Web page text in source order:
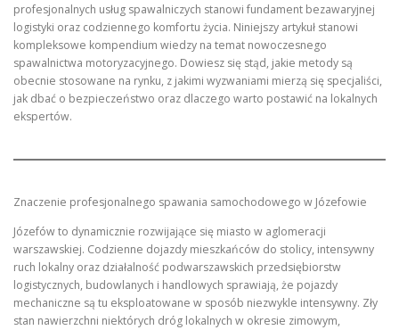
profesjonalnych usług spawalniczych stanowi fundament bezawaryjnej
logistyki oraz codziennego komfortu życia. Niniejszy artykuł stanowi
kompleksowe kompendium wiedzy na temat nowoczesnego
spawalnictwa motoryzacyjnego. Dowiesz się stąd, jakie metody są
obecnie stosowane na rynku, z jakimi wyzwaniami mierzą się specjaliści,
jak dbać o bezpieczeństwo oraz dlaczego warto postawić na lokalnych
ekspertów.
Znaczenie profesjonalnego spawania samochodowego w Józefowie
Józefów to dynamicznie rozwijające się miasto w aglomeracji
warszawskiej. Codzienne dojazdy mieszkańców do stolicy, intensywny
ruch lokalny oraz działalność podwarszawskich przedsiębiorstw
logistycznych, budowlanych i handlowych sprawiają, że pojazdy
mechaniczne są tu eksploatowane w sposób niezwykle intensywny. Zły
stan nawierzchni niektórych dróg lokalnych w okresie zimowym,